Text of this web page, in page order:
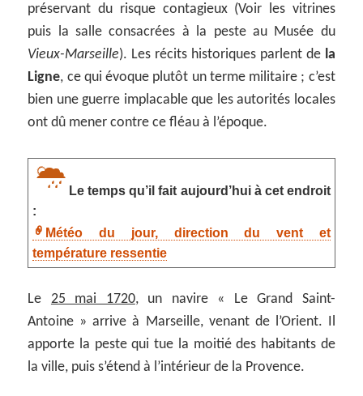
préservant du risque contagieux (Voir les vitrines
puis la salle consacrées à la peste au Musée du
Vieux-Marseille). Les récits historiques parlent de la
Ligne, ce qui évoque plutôt un terme militaire ; c’est
bien une guerre implacable que les autorités locales
ont dû mener contre ce fléau à l’époque.
Le temps qu’il fait aujourd’hui à cet endroit
:
Météo du jour, direction du vent et
température ressentie
Le 25 mai 1720, un navire « Le Grand Saint-
Antoine » arrive à Marseille, venant de l’Orient. Il
apporte la peste qui tue la moitié des habitants de
la ville, puis s’étend à l’intérieur de la Provence.